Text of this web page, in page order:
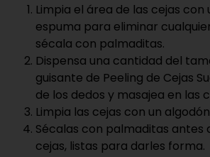
Limpia el área de las cejas con
espuma para eliminar
sécala con palmaditas.
Dispensa una cantidad del
guisante de Peeling de Cejas
de los dedos y masajea en las
Limpia las cejas con un
Sécalas con palmaditas antes
cejas, listas para darles forma.